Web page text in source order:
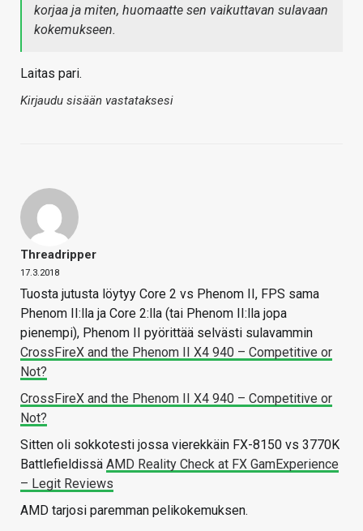
korjaa ja miten, huomaatte sen vaikuttavan sulavaan
kokemukseen.
Laitas pari.
Kirjaudu sisään vastataksesi
Threadripper
17.3.2018
Tuosta jutusta löytyy Core 2 vs Phenom II, FPS sama
Phenom II:lla ja Core 2:lla (tai Phenom II:lla jopa
pienempi), Phenom II pyörittää selvästi sulavammin
CrossFireX and the Phenom II X4 940 – Competitive or
Not?
CrossFireX and the Phenom II X4 940 – Competitive or
Not?
Sitten oli sokkotesti jossa vierekkäin FX-8150 vs 3770K
Battlefieldissä AMD Reality Check at FX GamExperience
– Legit Reviews
AMD tarjosi paremman pelikokemuksen.